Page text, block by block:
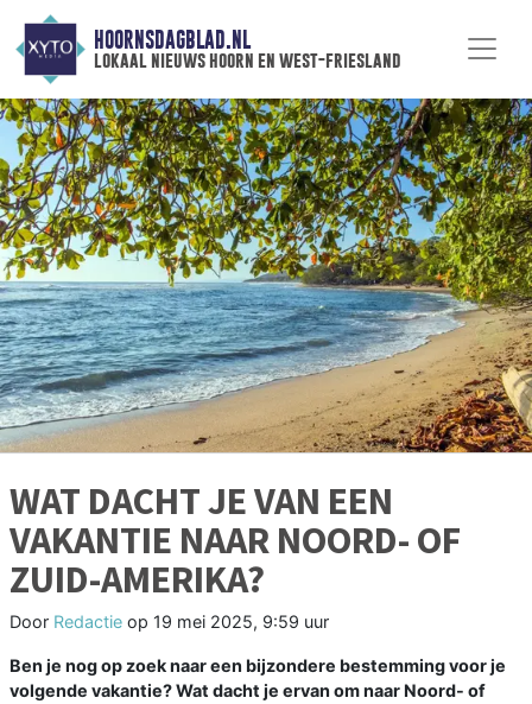
HOORNSDAGBLAD.NL
lokaal nieuws hoorn en west-friesland
WAT DACHT JE VAN EEN
VAKANTIE NAAR NOORD- OF
ZUID-AMERIKA?
Door Redactie op 19 mei 2025, 9:59 uur
Ben je nog op zoek naar een bijzondere bestemming voor je
volgende vakantie? Wat dacht je ervan om naar Noord- of